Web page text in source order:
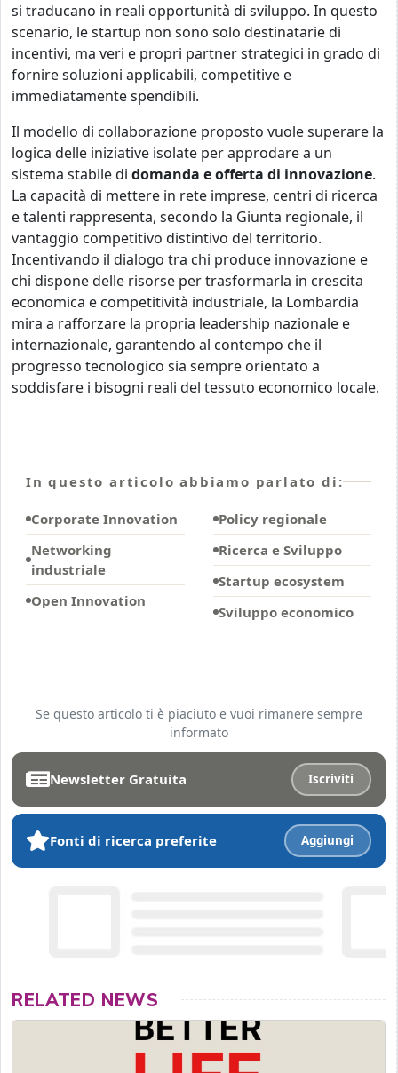
si traducano in reali opportunità di sviluppo. In questo
scenario, le startup non sono solo destinatarie di
incentivi, ma veri e propri partner strategici in grado di
fornire soluzioni applicabili, competitive e
immediatamente spendibili.
Il modello di collaborazione proposto vuole superare la
logica delle iniziative isolate per approdare a un
sistema stabile di domanda e offerta di innovazione.
La capacità di mettere in rete imprese, centri di ricerca
e talenti rappresenta, secondo la Giunta regionale, il
vantaggio competitivo distintivo del territorio.
Incentivando il dialogo tra chi produce innovazione e
chi dispone delle risorse per trasformarla in crescita
economica e competitività industriale, la Lombardia
mira a rafforzare la propria leadership nazionale e
internazionale, garantendo al contempo che il
progresso tecnologico sia sempre orientato a
soddisfare i bisogni reali del tessuto economico locale.
In questo articolo abbiamo parlato di:
Corporate Innovation
Networking
industriale
Open Innovation
Policy regionale
Ricerca e Sviluppo
Startup ecosystem
Sviluppo economico
Se questo articolo ti è piaciuto e vuoi rimanere sempre
informato
Newsletter Gratuita Iscriviti
Fonti di ricerca preferite Aggiungi
RELATED NEWS